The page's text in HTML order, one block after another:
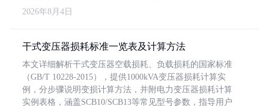
2026年8月4日
干式变压器损耗标准一览表及计算方法
本文详细解析干式变压器空载损耗、负载损耗的国家标准
（GB/T 10228-2015），提供1000kVA变压器损耗计算实
例，分步骤说明变损计算方法，并附电力变压器损耗计算
实例表格，涵盖SCB10/SCB13等常见型号参数，指导用户